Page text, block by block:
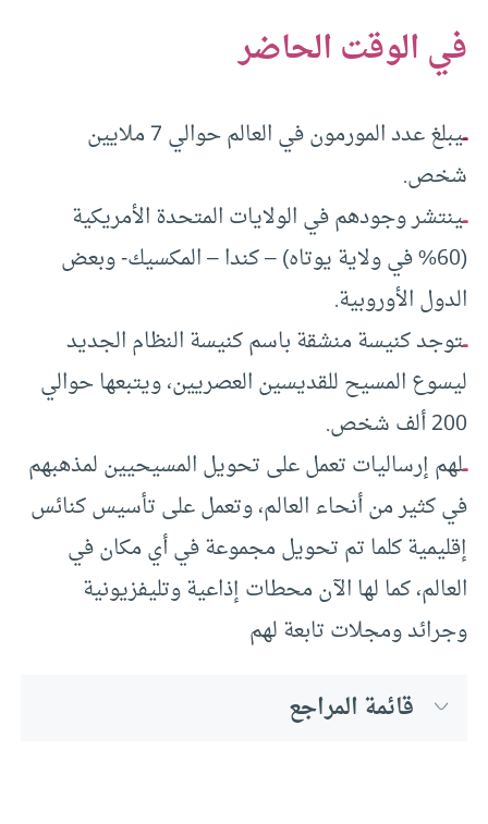
في الوقت الحاضر
ــ
يبلغ عدد المورمون في العالم حوالي 7 ملايين
شخص.
ــينتشر وجودهم في الولايات المتحدة الأمريكية
(60% في ولاية يوتاه) – كندا – المكسيك- وبعض
الدول الأوروبية.
ــتوجد كنيسة منشقة باسم كنيسة النظام الجديد
ليسوع المسيح للقديسين العصريين، ويتبعها حوالي
200 ألف شخص.
ــلهم إرساليات تعمل على تحويل المسيحيين لمذهبهم
في كثير من أنحاء العالم، وتعمل على تأسيس كنائس
إقليمية كلما تم تحويل مجموعة في أي مكان في
العالم، كما لها الآن محطات إذاعية وتليفزيونية
وجرائد ومجلات تابعة لهم
قائمة المراجع